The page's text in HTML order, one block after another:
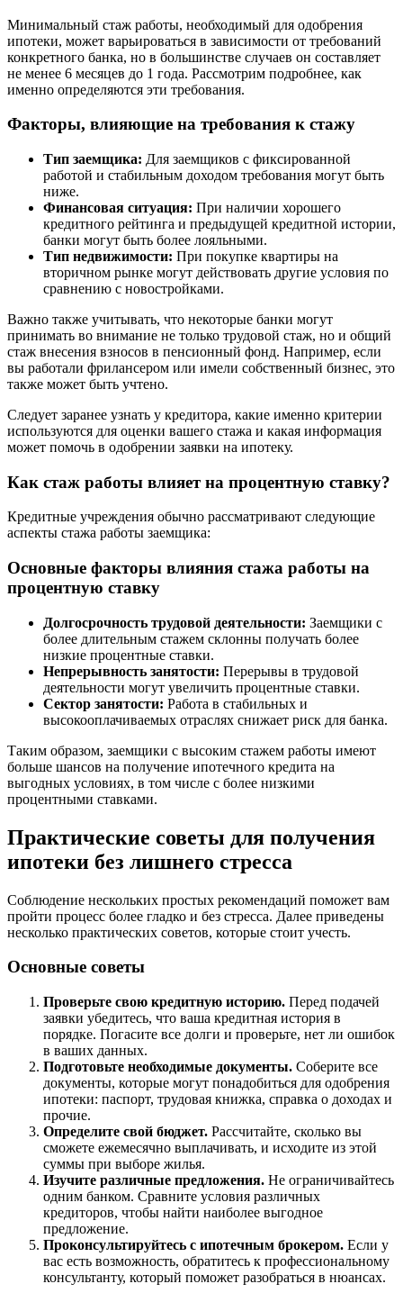
Минимальный стаж работы, необходимый для одобрения
ипотеки, может варьироваться в зависимости от требований
конкретного банка, но в большинстве случаев он составляет
не менее 6 месяцев до 1 года. Рассмотрим подробнее, как
именно определяются эти требования.
Факторы, влияющие на требования к стажу
Тип заемщика: Для заемщиков с фиксированной
работой и стабильным доходом требования могут быть
ниже.
Финансовая ситуация: При наличии хорошего
кредитного рейтинга и предыдущей кредитной истории,
банки могут быть более лояльными.
Тип недвижимости: При покупке квартиры на
вторичном рынке могут действовать другие условия по
сравнению с новостройками.
Важно также учитывать, что некоторые банки могут
принимать во внимание не только трудовой стаж, но и общий
стаж внесения взносов в пенсионный фонд. Например, если
вы работали фрилансером или имели собственный бизнес, это
также может быть учтено.
Следует заранее узнать у кредитора, какие именно критерии
используются для оценки вашего стажа и какая информация
может помочь в одобрении заявки на ипотеку.
Как стаж работы влияет на процентную ставку?
Кредитные учреждения обычно рассматривают следующие
аспекты стажа работы заемщика:
Основные факторы влияния стажа работы на
процентную ставку
Долгосрочность трудовой деятельности: Заемщики с
более длительным стажем склонны получать более
низкие процентные ставки.
Непрерывность занятости: Перерывы в трудовой
деятельности могут увеличить процентные ставки.
Сектор занятости: Работа в стабильных и
высокооплачиваемых отраслях снижает риск для банка.
Таким образом, заемщики с высоким стажем работы имеют
больше шансов на получение ипотечного кредита на
выгодных условиях, в том числе с более низкими
процентными ставками.
Практические советы для получения
ипотеки без лишнего стресса
Соблюдение нескольких простых рекомендаций поможет вам
пройти процесс более гладко и без стресса. Далее приведены
несколько практических советов, которые стоит учесть.
Основные советы
Проверьте свою кредитную историю. Перед подачей
заявки убедитесь, что ваша кредитная история в
порядке. Погасите все долги и проверьте, нет ли ошибок
в ваших данных.
Подготовьте необходимые документы. Соберите все
документы, которые могут понадобиться для одобрения
ипотеки: паспорт, трудовая книжка, справка о доходах и
прочие.
Определите свой бюджет. Рассчитайте, сколько вы
сможете ежемесячно выплачивать, и исходите из этой
суммы при выборе жилья.
Изучите различные предложения. Не ограничивайтесь
одним банком. Сравните условия различных
кредиторов, чтобы найти наиболее выгодное
предложение.
Проконсультируйтесь с ипотечным брокером. Если у
вас есть возможность, обратитесь к профессиональному
консультанту, который поможет разобраться в нюансах.